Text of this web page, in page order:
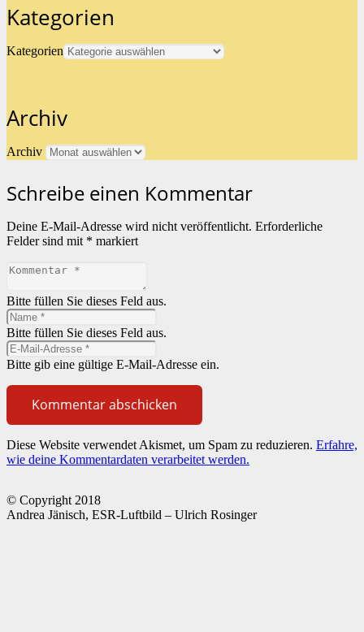
Kategorien
Kategorien
Archiv
Archiv
Schreibe einen Kommentar
Deine E-Mail-Adresse wird nicht veröffentlicht. Erforderliche
Felder sind mit * markiert
Bitte füllen Sie dieses Feld aus.
Bitte füllen Sie dieses Feld aus.
Bitte gib eine gültige E-Mail-Adresse ein.
Kommentar abschicken
Diese Website verwendet Akismet, um Spam zu reduzieren. Erfahre,
wie deine Kommentardaten verarbeitet werden.
© Copyright 2018
Andrea Jänisch, ESR-Luftbild – Ulrich Rosinger